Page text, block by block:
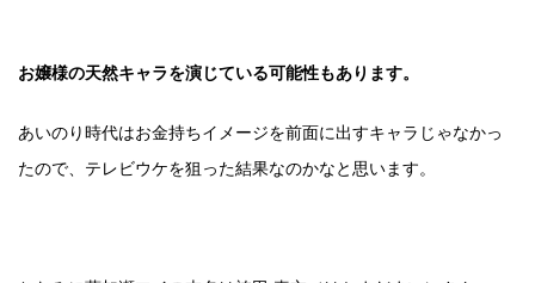
お嬢様の天然キャラを演じている可能性もあります。
あいのり時代はお金持ちイメージを前面に出すキャラじゃなかっ
たので、テレビウケを狙った結果なのかなと思います。